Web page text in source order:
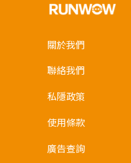
關於我們
聯絡我們
私隱政策
使用條款
廣告查詢